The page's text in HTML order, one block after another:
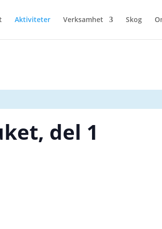
Aktiviteter Verksamhet Skog
del 1